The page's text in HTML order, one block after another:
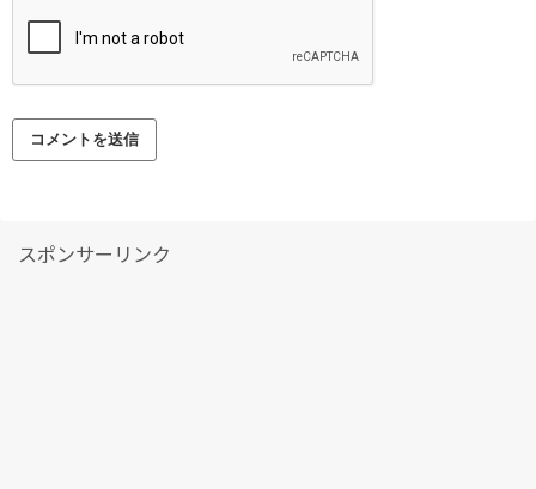
スポンサーリンク